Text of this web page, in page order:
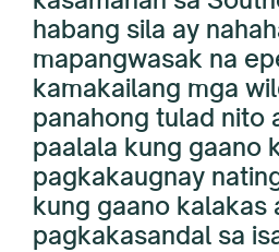
habang sila ay
mapangwasak na
kamakailang mga
panahong tulad nito
paalala kung gaano
pagkakaugnay
kung gaano kalakas
pagkakasandal sa